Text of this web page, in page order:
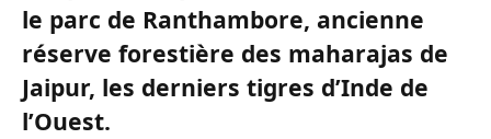
le parc de Ranthambore, ancienne
réserve forestière des maharajas de
Jaipur, les derniers tigres d’Inde de
l’Ouest.